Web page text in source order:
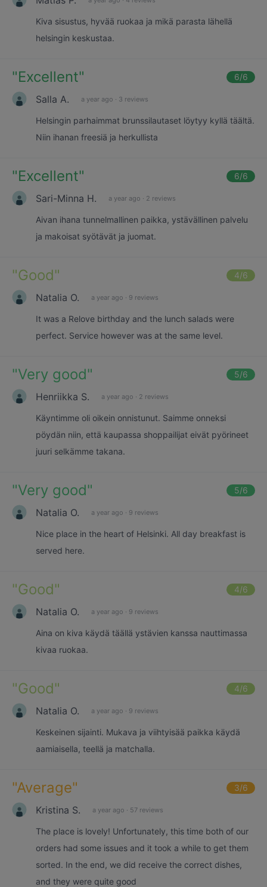
Kiva sisustus, hyvää ruokaa ja mikä parasta lähellä
helsingin keskustaa.
"Excellent" 6/6
Salla A. a year ago · 3 reviews
Helsingin parhaimmat brunssilautaset löytyy kyllä täältä.
Niin ihanan freesiä ja herkullista
"Excellent" 6/6
Sari-Minna H. a year ago · 2 reviews
Aivan ihana tunnelmallinen paikka, ystävällinen palvelu
ja makoisat syötävät ja juomat.
"Good" 4/6
Natalia O. a year ago · 9 reviews
It was a Relove birthday and the lunch salads were
perfect. Service however was at the same level.
"Very good" 5/6
Henriikka S. a year ago · 2 reviews
Käyntimme oli oikein onnistunut. Saimme onneksi
pöydän niin, että kaupassa shoppailijat eivät pyörineet
juuri selkämme takana.
"Very good" 5/6
Natalia O. a year ago · 9 reviews
Nice place in the heart of Helsinki. All day breakfast is
served here.
"Good" 4/6
Natalia O. a year ago · 9 reviews
Aina on kiva käydä täällä ystävien kanssa nauttimassa
kivaa ruokaa.
"Good" 4/6
Natalia O. a year ago · 9 reviews
Keskeinen sijainti. Mukava ja viihtyisää paikka käydä
aamiaisella, teellä ja matchalla.
"Average" 3/6
Kristina S. a year ago · 57 reviews
The place is lovely! Unfortunately, this time both of our
orders had some issues and it took a while to get them
sorted. In the end, we did receive the correct dishes,
and they were quite good